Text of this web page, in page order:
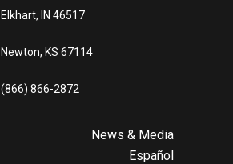
Elkhart, IN 46517
Newton, KS 67114
(866) 866-2872
News & Media
Español